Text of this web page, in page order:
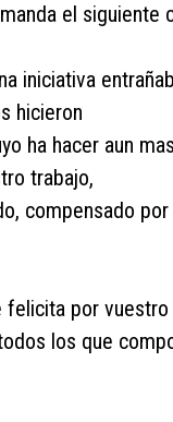
el
iniciativa
hicieron
ha hacer aun
trabajo,
compensado
felicita por
los que